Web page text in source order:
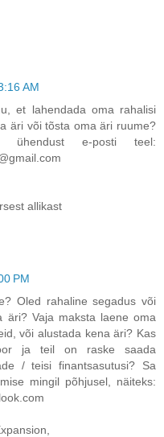
AM
et lahendada oma rahalisi
äri või tõsta oma äri ruume?
e-posti teel:
allikast
PM
Oled rahaline segadus või
äri? Vaja maksta laene oma
või alustada kena äri? Kas
ja teil on raske saada
/ teisi finantsasutusi? Sa
mingil põhjusel, näiteks: